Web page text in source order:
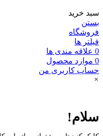
سبد خرید
بستن
فروشگاه
فیلتر ها
0 علاقه مندی ها
0 موارد محصول
حساب کاربری من
×
سلام!